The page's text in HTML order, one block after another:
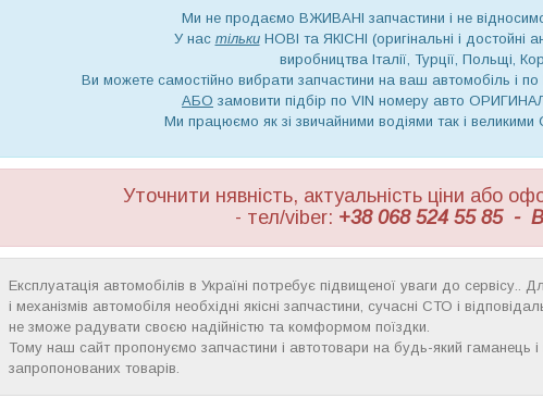
Ми не продаємо ВЖИВАНІ запчастини і не
У нас тількиНОВІ та ЯКІСНІ (оригінальні і достойні
виробництва Італії, Турції, Польщі,
Ви можете самостійно вибрати запчастини на ваш автомобіль і
АБО замовити підбір по VIN номеру авто
Ми працюємо як зі звичайними водіями так і
Уточнити нявність, актуальність ціни або
- тел/viber: +38 068 524 55 85 -
Експлуатація автомобілів в Україні потребує підвищеної уваги до сервісу..
і механізмів автомобіля необхідні якісні запчастини, сучасні СТО і
не зможе радувати своєю надійністю та комформом поїздки.
Тому наш сайт пропонуємо запчастини і автотовари на будь-який гаманець
запропонованих товарів.